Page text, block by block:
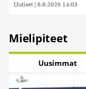
Uutiset | 6.8.2026 14:03
Mielipiteet
Uusimmat